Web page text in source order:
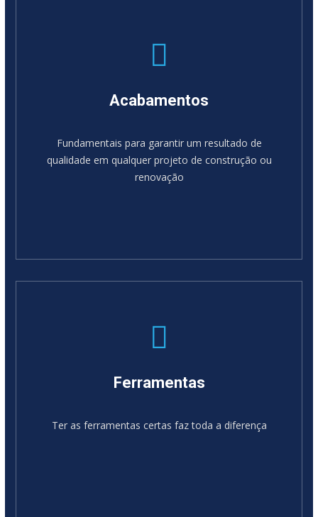
Acabamentos
Fundamentais para garantir um resultado de
qualidade em qualquer projeto de construção ou
renovação
Ferramentas
Ter as ferramentas certas faz toda a diferença